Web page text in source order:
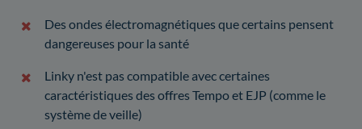
Des ondes électromagnétiques que certains pensent
dangereuses pour la santé
Linky n'est pas compatible avec certaines
caractéristiques des offres Tempo et EJP (comme le
système de veille)